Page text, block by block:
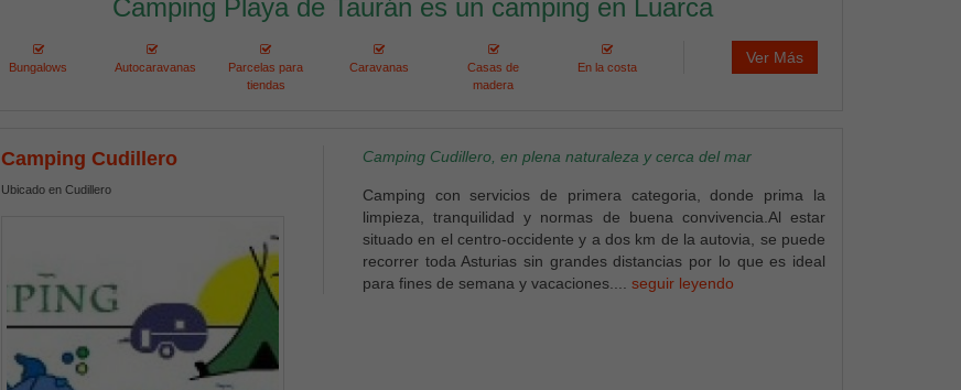
Camping Playa de Taurán es un camping en Luarca
Bungalows Autocaravanas
Parcelas para
tiendas
Caravanas
Casas de
madera
En la costa
Ver Más
Camping Cudillero
Ubicado en Cudillero
Camping Cudillero, en plena naturaleza y cerca del mar
Camping con servicios de primera categoria, donde prima la
limpieza, tranquilidad y normas de buena convivencia.Al estar
situado en el centro-occidente y a dos km de la autovia, se puede
recorrer toda Asturias sin grandes distancias por lo que es ideal
para fines de semana y vacaciones.... seguir leyendo